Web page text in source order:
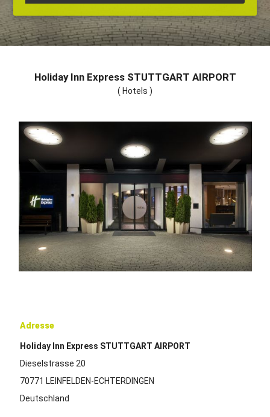
Holiday Inn Express STUTTGART AIRPORT
( Hotels )
Adresse
Holiday Inn Express STUTTGART AIRPORT
Dieselstrasse 20
70771 LEINFELDEN-ECHTERDINGEN
Deutschland